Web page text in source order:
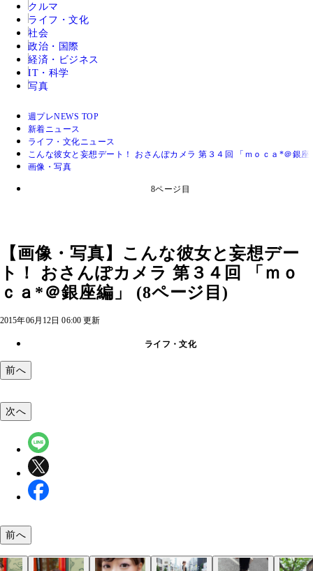
クルマ
ライフ・文化
社会
政治・国際
経済・ビジネス
IT・科学
写真
週プレNEWS TOP
新着ニュース
ライフ・文化ニュース
こんな彼女と妄想デート！ おさんぽカメラ 第３４回 「ｍｏｃａ*＠銀座
画像・写真
8ページ目
【画像・写真】こんな彼女と妄想デー
ト！ おさんぽカメラ 第３４回 「ｍｏ
ｃａ*＠銀座編」 (8ページ目)
2015年06月12日 06:00 更新
ライフ・文化
前へ
次へ
前へ